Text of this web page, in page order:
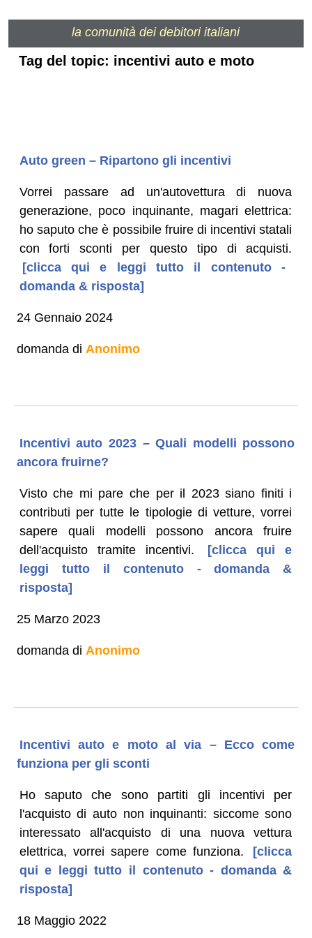
la comunità dei debitori italiani
Tag del topic: incentivi auto e moto
Auto green – Ripartono gli incentivi
Vorrei passare ad un'autovettura di nuova
generazione, poco inquinante, magari elettrica:
ho saputo che è possibile fruire di incentivi statali
con forti sconti per questo tipo di acquisti.
[clicca qui e leggi tutto il contenuto -
domanda & risposta]
24 Gennaio 2024
domanda di Anonimo
Incentivi auto 2023 – Quali modelli possono
ancora fruirne?
Visto che mi pare che per il 2023 siano finiti i
contributi per tutte le tipologie di vetture, vorrei
sapere quali modelli possono ancora fruire
dell'acquisto tramite incentivi.
[clicca qui e
leggi tutto il contenuto - domanda &
risposta]
25 Marzo 2023
domanda di Anonimo
Incentivi auto e moto al via – Ecco come
funziona per gli sconti
Ho saputo che sono partiti gli incentivi per
l'acquisto di auto non inquinanti: siccome sono
interessato all'acquisto di una nuova vettura
elettrica, vorrei sapere come funziona.
[clicca
qui e leggi tutto il contenuto - domanda &
risposta]
18 Maggio 2022